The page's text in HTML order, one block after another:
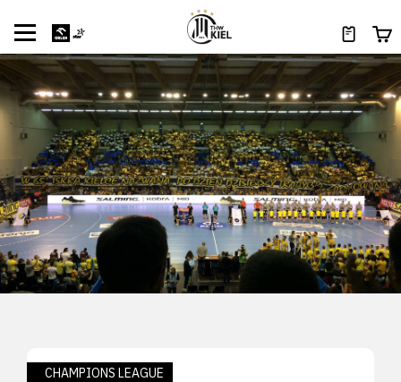
CHAMPIONS LEAGUE